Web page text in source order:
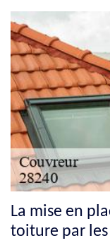
La mise en
toiture par les